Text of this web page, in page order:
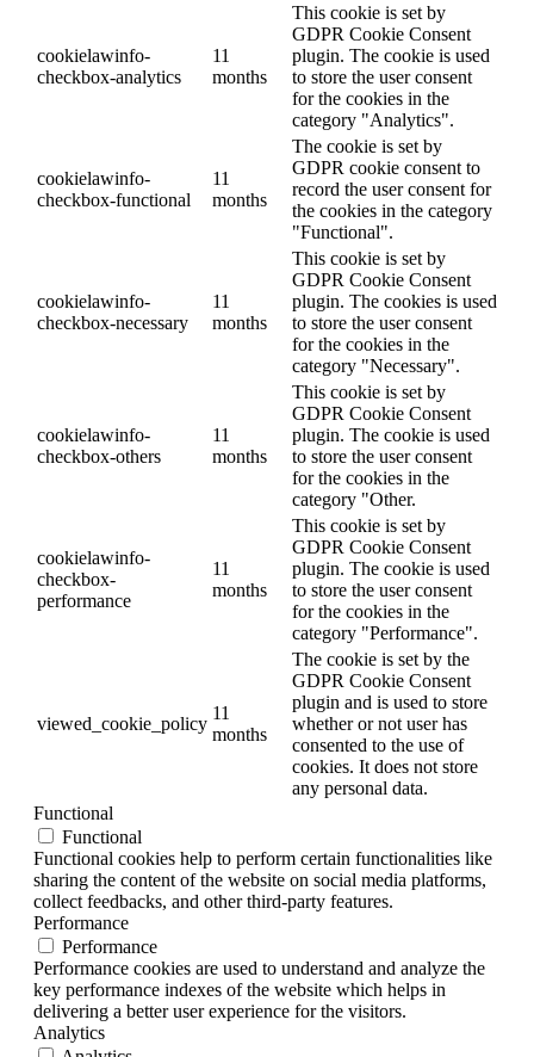
cookielawinfo-
checkbox-analytics
11
months
This cookie is set by
GDPR Cookie Consent
plugin. The cookie is used
to store the user consent
for the cookies in the
category "Analytics".
cookielawinfo-
checkbox-functional
11
months
The cookie is set by
GDPR cookie consent to
record the user consent for
the cookies in the category
"Functional".
cookielawinfo-
checkbox-necessary
11
months
This cookie is set by
GDPR Cookie Consent
plugin. The cookies is used
to store the user consent
for the cookies in the
category "Necessary".
cookielawinfo-
checkbox-others
11
months
This cookie is set by
GDPR Cookie Consent
plugin. The cookie is used
to store the user consent
for the cookies in the
category "Other.
cookielawinfo-
checkbox-
performance
11
months
This cookie is set by
GDPR Cookie Consent
plugin. The cookie is used
to store the user consent
for the cookies in the
category "Performance".
viewed_cookie_policy
11
months
The cookie is set by the
GDPR Cookie Consent
plugin and is used to store
whether or not user has
consented to the use of
cookies. It does not store
any personal data.
Functional
Functional
Functional cookies help to perform certain functionalities like
sharing the content of the website on social media platforms,
collect feedbacks, and other third-party features.
Performance
Performance
Performance cookies are used to understand and analyze the
key performance indexes of the website which helps in
delivering a better user experience for the visitors.
Analytics